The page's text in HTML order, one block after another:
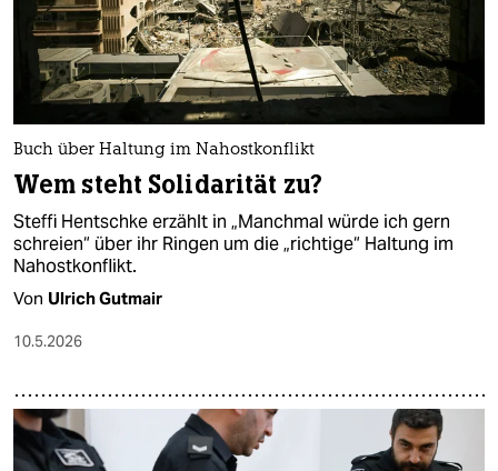
Buch über Haltung im Nahostkonflikt
Wem steht Solidarität zu?
Steffi Hentschke erzählt in „Manchmal würde ich gern
schreien“ über ihr Ringen um die „richtige“ Haltung im
Nahostkonflikt.
Von Ulrich Gutmair
10.5.2026